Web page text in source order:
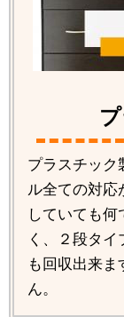
プラスチック
ル全ての対応
していても
く、２段タ
も回収出来
ん。